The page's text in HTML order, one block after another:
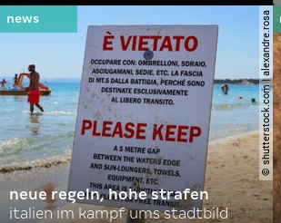
© shutterstock.com | alexandre.rosa
neue regeln, hohe strafen
italien im kampf ums stadtbild